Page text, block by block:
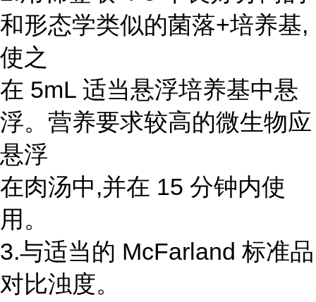
和形态学类似的菌落+培养基,
使之
在 5mL 适当悬浮培养基中悬
浮。营养要求较高的微生物应
悬浮
在肉汤中,并在 15 分钟内使
用。
3.与适当的 McFarland 标准品
对比浊度。